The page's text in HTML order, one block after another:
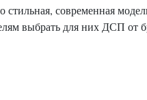
современная
выбрать для них ДСП от